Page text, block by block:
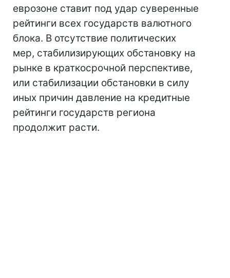
еврозоне ставит под удар суверенные
рейтинги всех государств валютного
блока. В отсутствие политических
мер, стабилизирующих обстановку на
рынке в краткосрочной перспективе,
или стабилизации обстановки в силу
иных причин давление на кредитные
рейтинги государств региона
продолжит расти.